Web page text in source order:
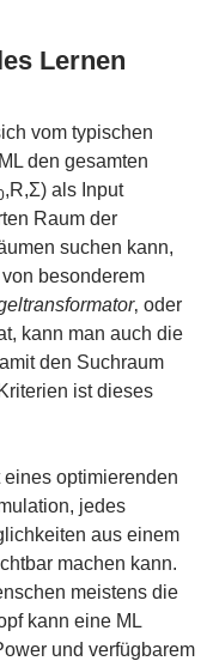
Lernen
vom typischen
den gesamten
,R,Σ) als Input
Raum der
suchen kann,
von besonderem
‚ oder
kann man auch die
den Suchraum
ist dieses
optimierenden
jedes
aus einem
machen kann.
meistens die
kann eine ML
und verfügbarem